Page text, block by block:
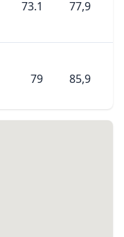
2-4 Íb203
73.1 77,9
2-4 Íb314
79 85,9